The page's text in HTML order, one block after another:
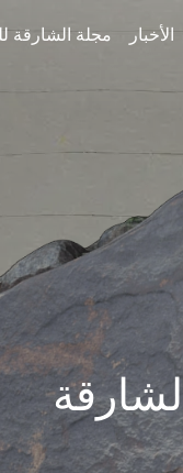
الأخبار
مجلة الشارقة